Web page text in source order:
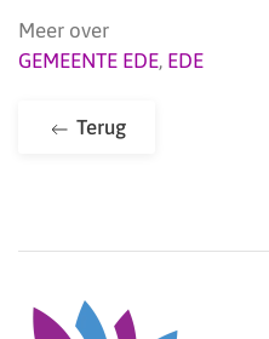
Meer over
GEMEENTE EDE, EDE
Terug